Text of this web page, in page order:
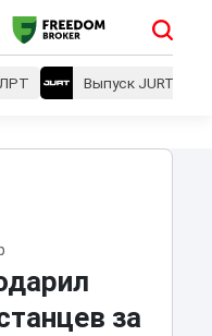
Выпуск JURT
за